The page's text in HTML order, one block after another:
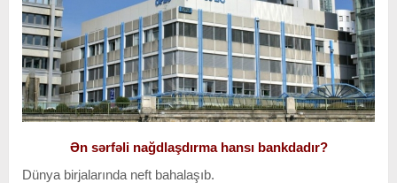
Ən sərfəli nağdlaşdırma hansı bankdadır?
Dünya birjalarında neft bahalaşıb.